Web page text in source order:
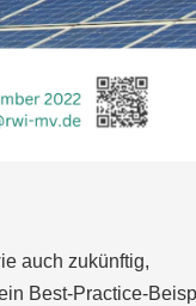
auch zukünftig,
Best-Practice-